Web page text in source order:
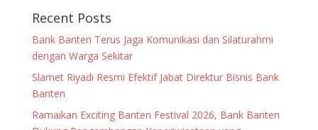
Recent Posts
Bank Banten Terus Jaga Komunikasi dan Silaturahmi
dengan Warga Sekitar
Slamet Riyadi Resmi Efektif Jabat Direktur Bisnis Bank
Banten
Ramaikan Exciting Banten Festival 2026, Bank Banten